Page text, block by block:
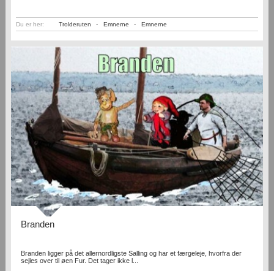
Du er her: Trolderuten - Emnerne - Emnerne
Branden
Branden ligger på det allernordligste Salling og har et færgeleje, hvorfra der
sejles over til øen Fur. Det tager ikke l...